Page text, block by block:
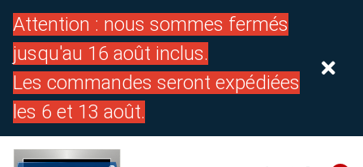
Attention : nous sommes fermés
jusqu'au 16 août inclus.
Les commandes seront expédiées
les 6 et 13 août.